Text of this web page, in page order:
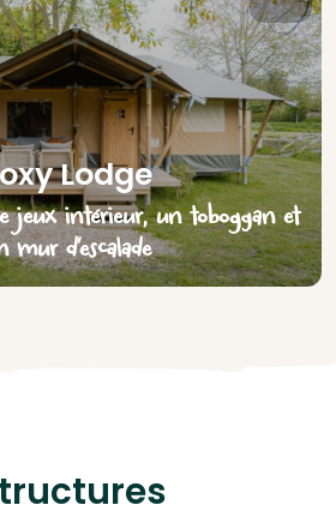
Lodge
jeux intérieur, un toboggan et
mur d’escalade